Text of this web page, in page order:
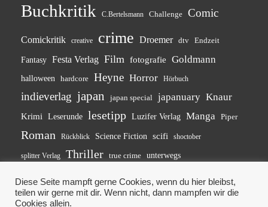
Buchkritik C.Bertelsmann Challenge Comic
Comickritik creative crime Droemer dtv Endzeit
Fantasy Festa Verlag Film fotografie Goldmann
halloween hardcore Heyne Horror Hörbuch
indieverlag japan japan special japanuary Knaur
Krimi Leserunde lesetipp Luzifer Verlag Manga Piper
Roman Rückblick Science Fiction scifi shoctober
splitter Verlag Thriller true crime unterwegs
Diese Seite mampft gerne Cookies, wenn du hier bleibst,
teilen wir gerne mit dir. Wenn nicht, dann mampfen wir die
Cookies allein.